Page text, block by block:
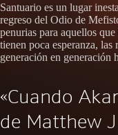
Santuario es un lugar
regreso del Odio de
penurias para aquellos
tienen poca esperanza,
generación en generación
«Cuando
de Matthew